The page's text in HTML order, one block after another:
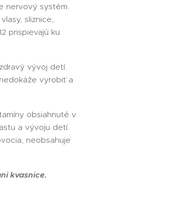
nervový systém.
sliznice,
prispievajú ku
vývoj detí.
vyrobiť a
obsiahnuté v
a vývoju detí.
neobsahuje
kvasnice.